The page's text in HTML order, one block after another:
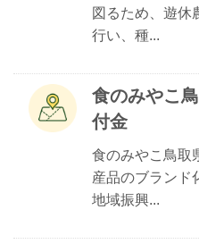
図るため、遊休
行い、種...
食のみやこ
付金
食のみやこ鳥取
産品のブランド
地域振興...